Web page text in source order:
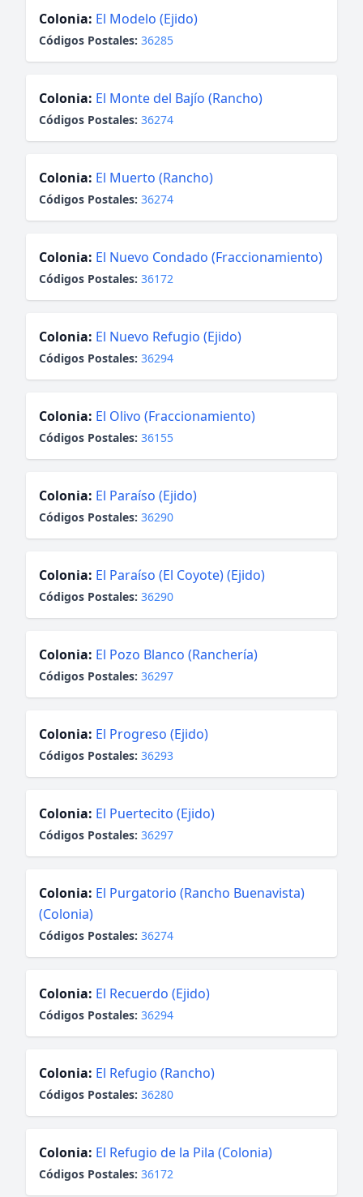
Colonia: El Modelo (Ejido)
Códigos Postales: 36285
Colonia: El Monte del Bajío (Rancho)
Códigos Postales: 36274
Colonia: El Muerto (Rancho)
Códigos Postales: 36274
Colonia: El Nuevo Condado (Fraccionamiento)
Códigos Postales: 36172
Colonia: El Nuevo Refugio (Ejido)
Códigos Postales: 36294
Colonia: El Olivo (Fraccionamiento)
Códigos Postales: 36155
Colonia: El Paraíso (Ejido)
Códigos Postales: 36290
Colonia: El Paraíso (El Coyote) (Ejido)
Códigos Postales: 36290
Colonia: El Pozo Blanco (Ranchería)
Códigos Postales: 36297
Colonia: El Progreso (Ejido)
Códigos Postales: 36293
Colonia: El Puertecito (Ejido)
Códigos Postales: 36297
Colonia: El Purgatorio (Rancho Buenavista)
(Colonia)
Códigos Postales: 36274
Colonia: El Recuerdo (Ejido)
Códigos Postales: 36294
Colonia: El Refugio (Rancho)
Códigos Postales: 36280
Colonia: El Refugio de la Pila (Colonia)
Códigos Postales: 36172